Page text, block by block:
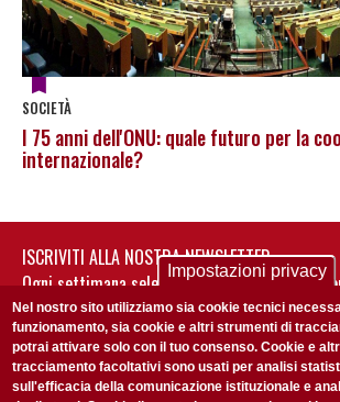
SOCIETÀ
I 75 anni dell'ONU: quale futuro per la
internazionale?
ISCRIVITI ALLA NOSTRA NEWSLETTER
Ogni settimana selezioniamo per te nostre
non perderti gli aggiornamenti della nostra
Impostazioni privacy
Nel nostro sito utilizziamo sia cookie tecnici
funzionamento, sia cookie e altri strumenti di
potrai attivare solo con il tuo consenso. Cookie e
tracciamento facoltativi sono usati per analisi
sull'efficacia della comunicazione istituzionale e